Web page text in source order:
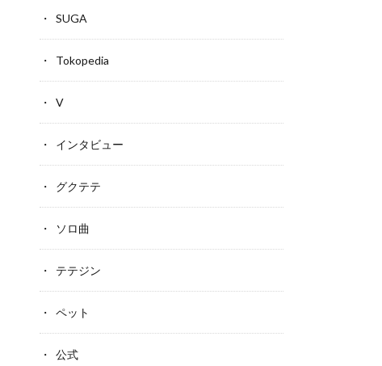
SUGA
Tokopedia
V
インタビュー
グクテテ
ソロ曲
テテジン
ペット
公式